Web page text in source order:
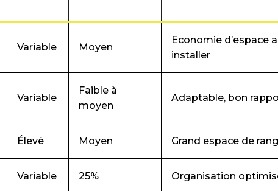
Variable Moyen
Economie d’espace
installer
Variable
Faible à
moyen
Adaptable, bon
Élevé Moyen Grand espace de
Variable 25% Organisation